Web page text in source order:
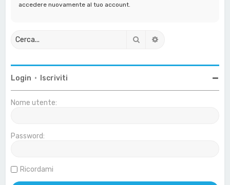
accedere nuovamente al tuo account.
Cerca
Login • Iscriviti
Nome utente:
Password:
Ricordami